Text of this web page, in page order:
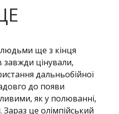
ще з кінця
завжди цінували,
дальньобійної
до появи
як у полюванні,
Зараз це олімпійський